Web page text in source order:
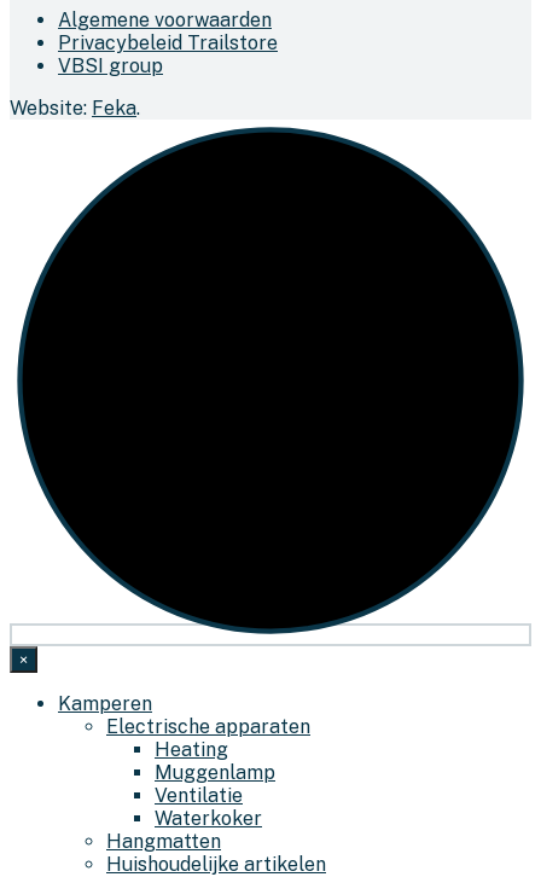
Algemene voorwaarden
Privacybeleid Trailstore
VBSI group
Website: Feka.
×
Kamperen
Electrische apparaten
Heating
Muggenlamp
Ventilatie
Waterkoker
Hangmatten
Huishoudelijke artikelen